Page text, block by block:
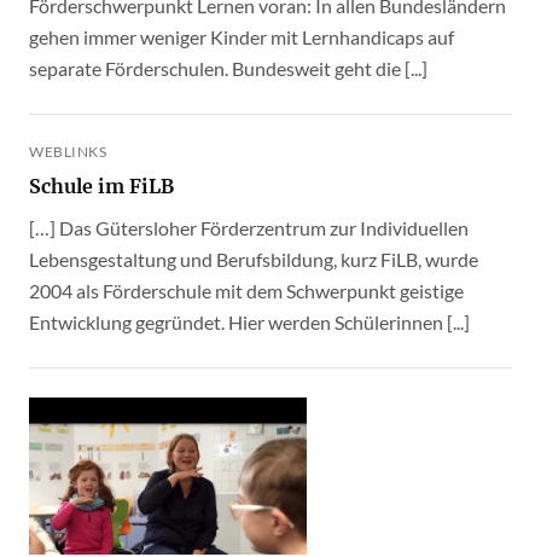
Förderschwerpunkt Lernen voran: In allen Bundesländern
gehen immer weniger Kinder mit Lernhandicaps auf
separate Förderschulen. Bundesweit geht die [...]
WEBLINKS
Schule im FiLB
[…] Das Gütersloher Förderzentrum zur Individuellen
Lebensgestaltung und Berufsbildung, kurz FiLB, wurde
2004 als Förderschule mit dem Schwerpunkt geistige
Entwicklung gegründet. Hier werden Schülerinnen [...]